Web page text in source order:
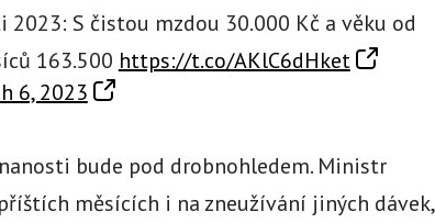
2023: S čistou mzdou 30.000 Kč a věku od
163.500 https://t.co/AKlC6dHket
6, 2023
bude pod drobnohledem. Ministr
měsících i na zneužívání jiných dávek,